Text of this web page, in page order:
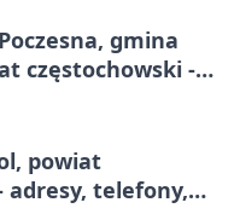
gmina
częstochowski -
powiat
adresy, telefony,